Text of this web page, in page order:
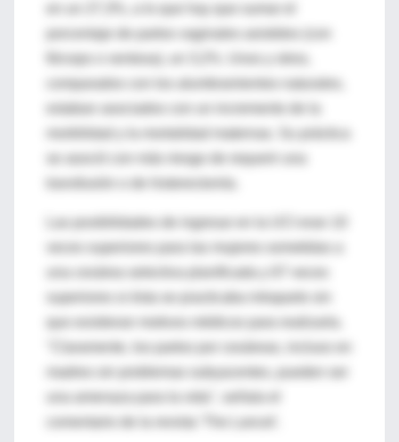
porcentaje de partos vaginales asistidos (con
se asoció con más riesgo de requerir una
Las posibilidades de ingresar en la UCI eran 10
veces superiores para las mujeres sometidas a
superiores si ésta se practicaba intraparto sin